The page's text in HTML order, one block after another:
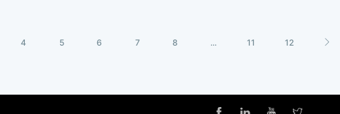
4 5 6 7 8 ... 11 12